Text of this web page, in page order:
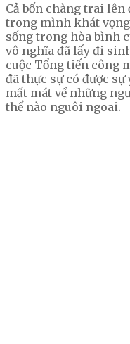
Cả bốn chàng trai
trong mình khát
sống trong hòa bình
vô nghĩa đã lấy đi
cuộc Tổng tiến công
đã thực sự có được
mất mát về những
thể nào nguôi ngoai.